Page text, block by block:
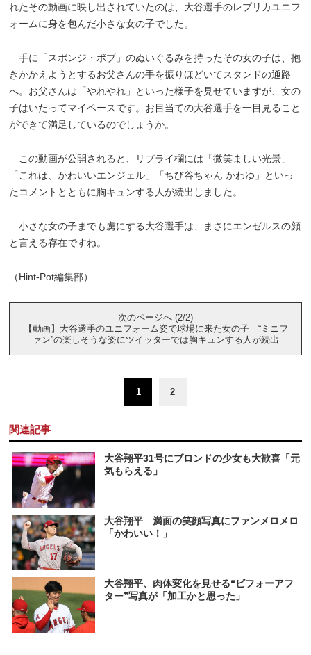
れたその動画に映し出されていたのは、大谷選手のレプリカユニフ
ォームに身を包んだ小さな女の子でした。
手に「スポンジ・ボブ」のぬいぐるみを持ったその女の子は、抱
きかかえようとするお父さんの手を振りほどいてスタンドの通路
へ。お父さんは「やれやれ」といった様子を見せていますが、女の
子はいたってマイペースです。お目当ての大谷選手を一目見ること
ができて満足しているのでしょうか。
この動画が公開されると、リプライ欄には「微笑ましい光景」
「これは、かわいいエンジェル」「ちび谷ちゃん かわゆ」といっ
たコメントとともに胸キュンする人が続出しました。
小さな女の子までも虜にする大谷選手は、まさにエンゼルスの顔
と言える存在ですね。
（Hint-Pot編集部）
次のページへ (2/2)
【動画】大谷選手のユニフォーム姿で球場に来た女の子 “ミニフ
ァン”の楽しそうな姿にツイッターでは胸キュンする人が続出
1 2
関連記事
大谷翔平31号にブロンドの少女も大歓喜「元
気もらえる」
大谷翔平 満面の笑顔写真にファンメロメロ
「かわいい！」
大谷翔平、肉体変化を見せる“ビフォーアフ
ター”写真が「加工かと思った」